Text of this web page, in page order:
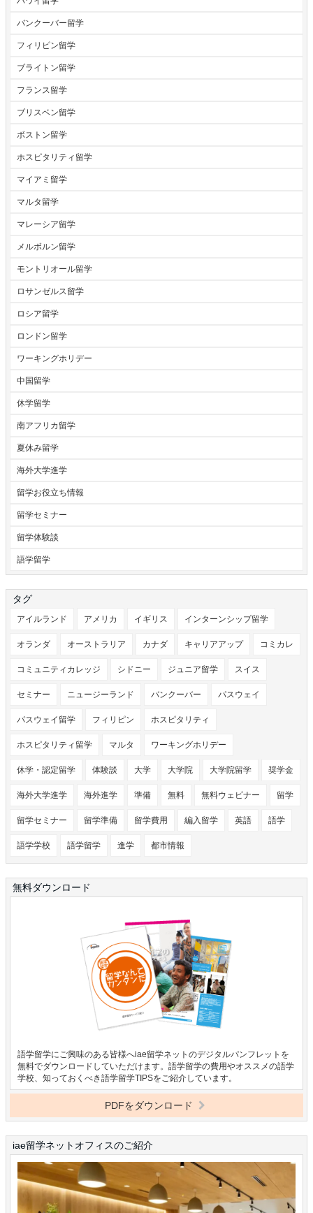
バンクーバー留学
フィリピン留学
ブライトン留学
フランス留学
ブリスベン留学
ボストン留学
ホスピタリティ留学
マイアミ留学
マルタ留学
マレーシア留学
メルボルン留学
モントリオール留学
ロサンゼルス留学
ロシア留学
ロンドン留学
ワーキングホリデー
中国留学
休学留学
南アフリカ留学
夏休み留学
海外大学進学
留学お役立ち情報
留学セミナー
留学体験談
語学留学
タグ
アイルランド アメリカ イギリス インターンシップ留学
オランダ オーストラリア カナダ キャリアアップ コミカレ
コミュニティカレッジ シドニー ジュニア留学 スイス
セミナー ニュージーランド バンクーバー パスウェイ
パスウェイ留学 フィリピン ホスピタリティ
ホスピタリティ留学 マルタ ワーキングホリデー
休学・認定留学 体験談 大学 大学院 大学院留学 奨学金
海外大学進学 海外進学 準備 無料 無料ウェビナー 留学
留学セミナー 留学準備 留学費用 編入留学 英語 語学
語学学校 語学留学 進学 都市情報
無料ダウンロード
語学留学にご興味のある皆様へiae留学ネットのデジタルパンフレットを
無料でダウンロードしていただけます。語学留学の費用やオススメの語学
学校、知っておくべき語学留学TIPSをご紹介しています。
PDFをダウンロード
iae留学ネットオフィスのご紹介